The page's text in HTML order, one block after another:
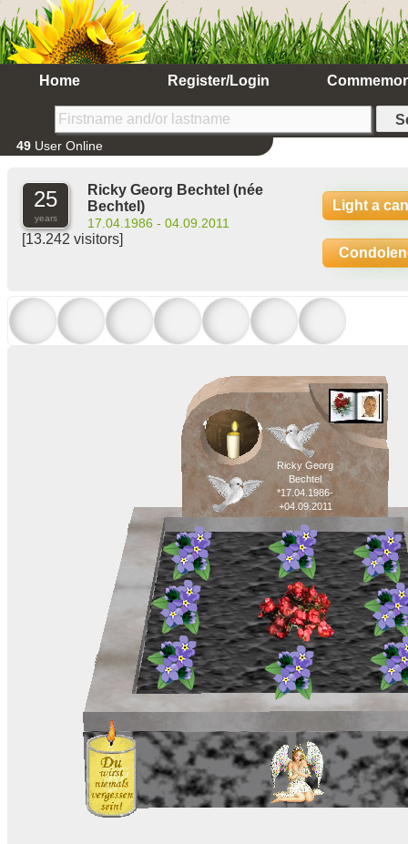
Home Register/Login
49 User Online
25
years
Ricky Georg Bechtel (née
Bechtel)
17.04.1986 - 04.09.2011
[13.242 visitors]
Light a
Ricky Georg
Bechtel
*17.04.1986-
+04.09.2011